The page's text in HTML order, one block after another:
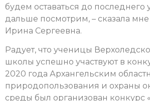
будем оставаться до последнего
дальше посмотрим, – сказала
Ирина Сергеевна.
Радует, что ученицы
школы успешно участвуют в
2020 года Архангельским
природопользования и охраны
среды был организован